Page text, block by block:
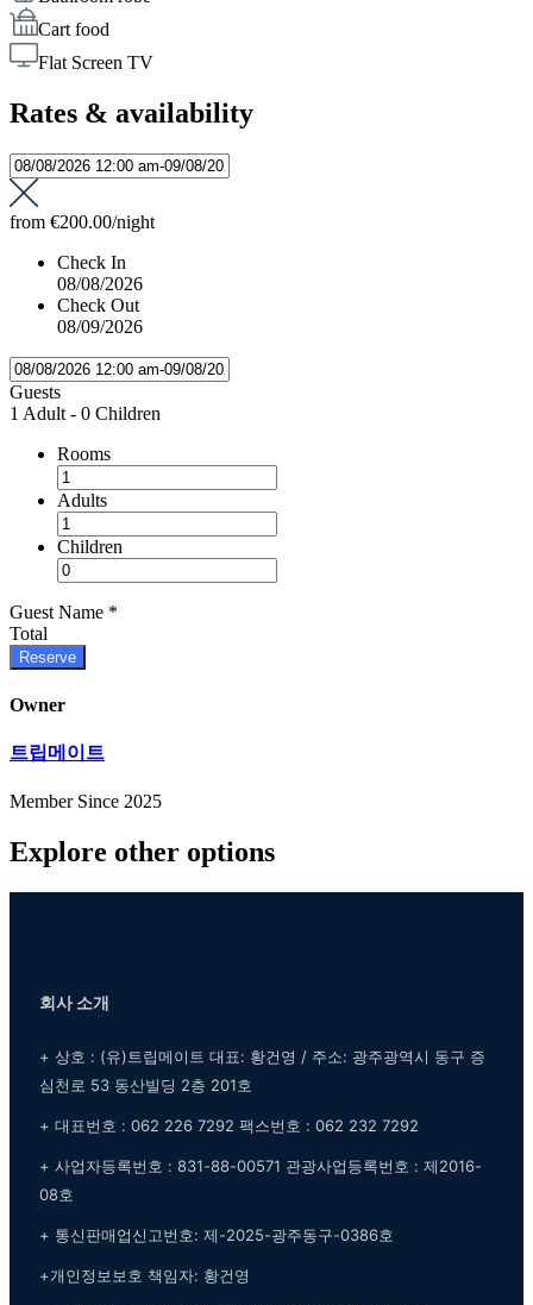
Cart food
Flat Screen TV
Rates & availability
from €200.00/night
Check In
08/08/2026
Check Out
08/09/2026
Guests
1 Adult - 0 Children
Rooms
Adults
Children
Guest Name *
Total
Reserve
Owner
트립메이트
Member Since 2025
Explore other options
회사 소개
+ 상호 : (유)트립메이트 대표: 황건영 / 주소: 광주광역시 동구 증
심천로 53 동산빌딩 2층 201호
+ 대표번호 : 062 226 7292 팩스번호 : 062 232 7292
+ 사업자등록번호 : 831-88-00571 관광사업등록번호 : 제2016-
08호
+ 통신판매업신고번호: 제-2025-광주동구-0386호
+개인정보보호 책임자: 황건영